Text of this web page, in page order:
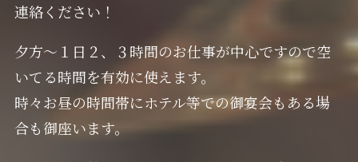
連絡ください！
夕方〜１日２、３時間のお仕事が中心ですので空
いてる時間を有効に使えます。
時々お昼の時間帯にホテル等での御宴会もある場
合も御座います。